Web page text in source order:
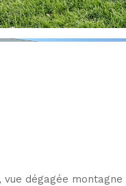
dégagée montagne